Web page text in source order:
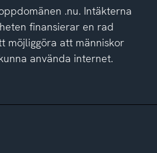
.nu. Intäkterna
finansierar en rad
möjliggöra att människor
använda internet.